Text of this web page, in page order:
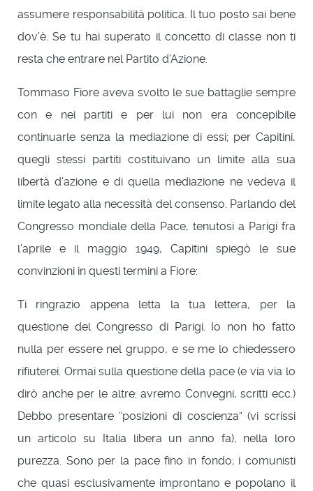
assumere responsabilità politica. Il tuo posto sai bene
dov’è. Se tu hai superato il concetto di classe non ti
resta che entrare nel Partito d’Azione.
Tommaso Fiore aveva svolto le sue battaglie sempre
con e nei partiti e per lui non era concepibile
continuarle senza la mediazione di essi; per Capitini,
quegli stessi partiti costituivano un limite alla sua
libertà d’azione e di quella mediazione ne vedeva il
limite legato alla necessità del consenso. Parlando del
Congresso mondiale della Pace, tenutosi a Parigi fra
l’aprile e il maggio 1949, Capitini spiegò le sue
convinzioni in questi termini a Fiore:
Ti ringrazio appena letta la tua lettera, per la
questione del Congresso di Parigi. Io non ho fatto
nulla per essere nel gruppo, e se me lo chiedessero
rifiuterei. Ormai sulla questione della pace (e via via lo
dirò anche per le altre: avremo Convegni, scritti ecc.)
Debbo presentare “posizioni di coscienza” (vi scrissi
un articolo su Italia libera un anno fa), nella loro
purezza. Sono per la pace fino in fondo; i comunisti
che quasi esclusivamente improntano e popolano il